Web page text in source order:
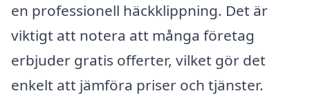
en professionell häckklippning. Det är
viktigt att notera att många företag
erbjuder gratis offerter, vilket gör det
enkelt att jämföra priser och tjänster.